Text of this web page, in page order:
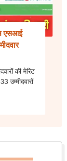
एसआई
की मेरिट
उम्मीदवारों